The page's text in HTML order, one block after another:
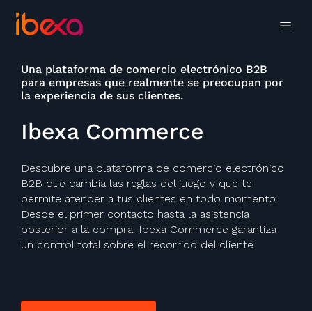
Una plataforma de comercio electrónico B2B
para empresas que realmente se preocupan por
la experiencia de sus clientes.
Ibexa Commerce
Descubre una plataforma de comercio electrónico
B2B que cambia las reglas del juego y que te
permite atender a tus clientes en todo momento.
Desde el primer contacto hasta la asistencia
posterior a la compra. Ibexa Commerce garantiza
un control total sobre el recorrido del cliente.